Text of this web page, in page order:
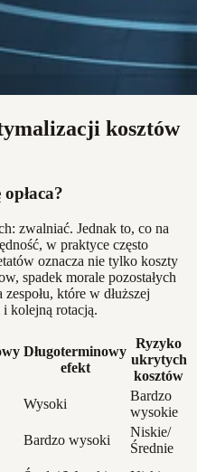
kosztów
zwalniać. Jednak to, co na
w praktyce często
oznacza nie tylko koszty
spadek morale pozostałych
które w dłuższej
kolejną rotacją.
Długoterminowy
efekt
Ryzyko
ukrytych
kosztów
Wysoki
Bardzo
wysokie
Bardzo wysoki
Niskie/
Średnie